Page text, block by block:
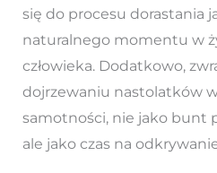
się do procesu dorastania
naturalnego momentu w
człowieka. Dodatkowo,
dojrzewaniu nastolatków
samotności, nie jako bunt
ale jako czas na